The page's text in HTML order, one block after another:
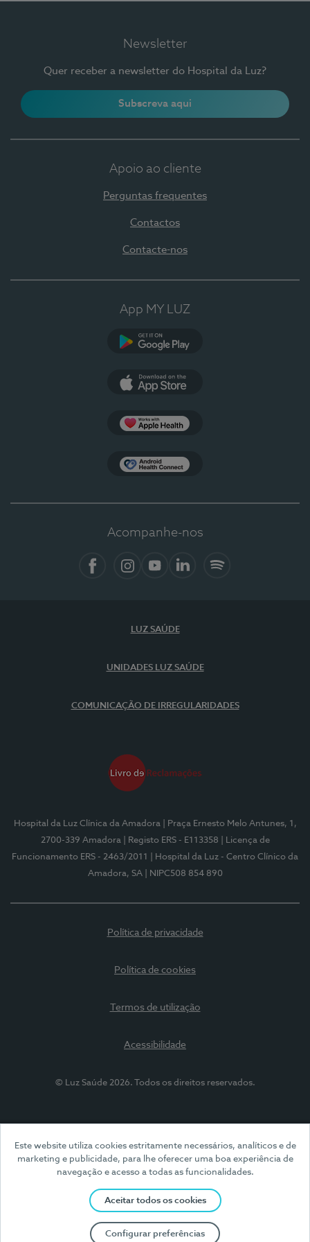
Este website utiliza cookies estritamente necessários, analíticos e de
marketing e publicidade, para lhe oferecer uma boa experiência de
navegação e acesso a todas as funcionalidades.
Aceitar todos os cookies
Configurar preferências
Newsletter
Quer receber a newsletter do Hospital da Luz?
Subscreva aqui
Apoio ao cliente
Perguntas frequentes
Contactos
Contacte-nos
App MY LUZ
Acompanhe-nos
LUZ SAÚDE
UNIDADES LUZ SAÚDE
COMUNICAÇÃO DE IRREGULARIDADES
Hospital da Luz Clínica da Amadora
| Praça Ernesto Melo Antunes, 1,
2700-339 Amadora
| Registo ERS - E113358
| Licença de
Funcionamento ERS - 2463/2011
| Hospital da Luz - Centro Clínico da
Amadora, SA
| NIPC508 854 890
Política de privacidade
Política de cookies
Termos de utilização
Acessibilidade
© Luz Saúde 2026. Todos os direitos reservados.